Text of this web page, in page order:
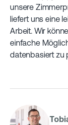
unsere
liefert uns eine
Arbeit. Wir
einfache
datenbasiert zu